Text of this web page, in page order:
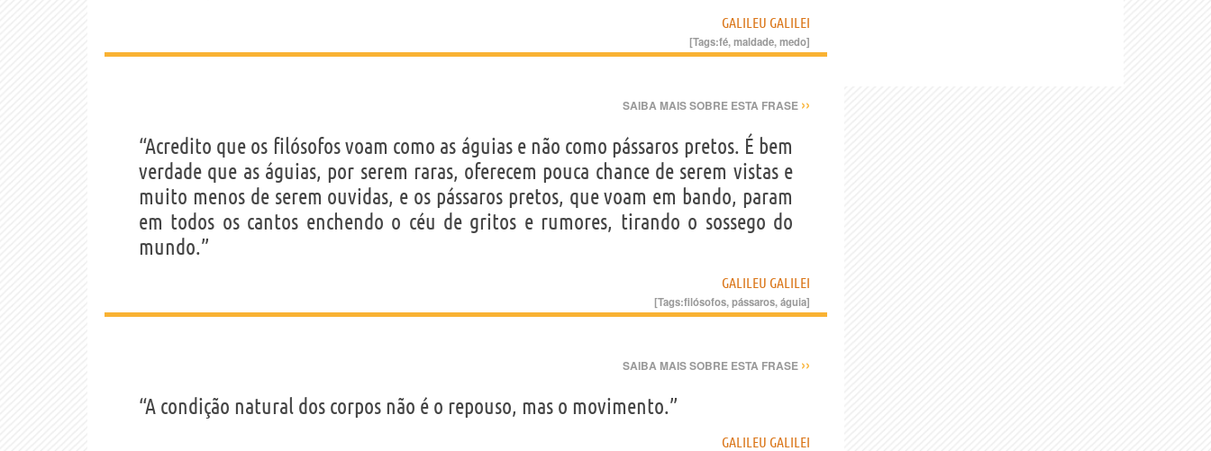
GALILEU GALILEI
[Tags:fé,maldade,medo]
SAIBA MAIS SOBRE ESTA FRASE ››
“Acredito que os filósofos voam como as águias e não como pássaros pretos. É bem
verdade que as águias, por serem raras, oferecem pouca chance de serem vistas e
muito menos de serem ouvidas, e os pássaros pretos, que voam em bando, param
em todos os cantos enchendo o céu de gritos e rumores, tirando o sossego do
mundo.”
GALILEU GALILEI
[Tags:filósofos,pássaros,águia]
SAIBA MAIS SOBRE ESTA FRASE ››
“A condição natural dos corpos não é o repouso, mas o movimento.”
GALILEU GALILEI